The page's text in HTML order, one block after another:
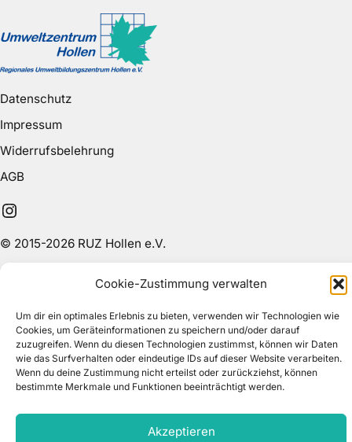
Cookie-Zustimmung verwalten
Um dir ein optimales Erlebnis zu bieten, verwenden wir Technologien wie
Cookies, um Geräteinformationen zu speichern und/oder darauf
zuzugreifen. Wenn du diesen Technologien zustimmst, können wir Daten
wie das Surfverhalten oder eindeutige IDs auf dieser Website verarbeiten.
Wenn du deine Zustimmung nicht erteilst oder zurückziehst, können
bestimmte Merkmale und Funktionen beeinträchtigt werden.
Akzeptieren
© 2015-2026 RUZ Hollen e.V.
Datenschutz
Impressum
Widerrufsbelehrung
AGB